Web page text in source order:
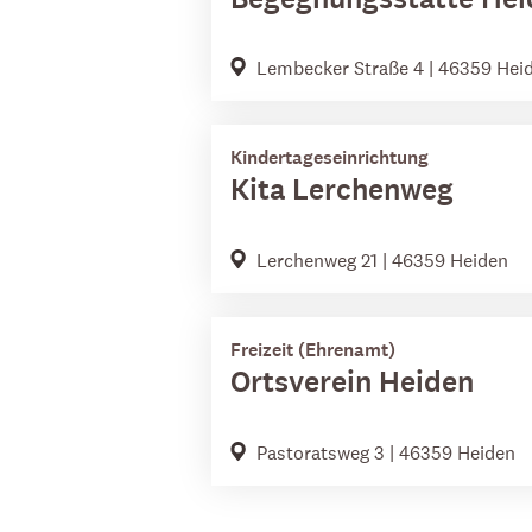
Lembecker Straße 4 | 46359
Kindertageseinrichtung
Kita Lerchenweg
Lerchenweg 21 | 46359 Heiden
Freizeit (Ehrenamt)
Ortsverein Heiden
Pastoratsweg 3 | 46359 Heiden